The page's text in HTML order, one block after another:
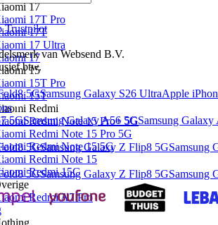
17
17T Pro
17T
17 Ultra
17
15
15T Pro
15T
Redmi
Redmi Note 15 Pro+ 5G
Redmi Note 15 Pro 5G
Redmi Note 15 5G
Redmi Note 15
Redmi 15C
Redmi A7 Pro
Trustpilot
van Websend B.V.
btw.
5GSamsung Galaxy S26 UltraApple
5GSamsung Galaxy A56 5GSamsung
5GSamsung Galaxy Z Flip8 5GSamsung
5GSamsung Galaxy Z Flip8 5GSamsung